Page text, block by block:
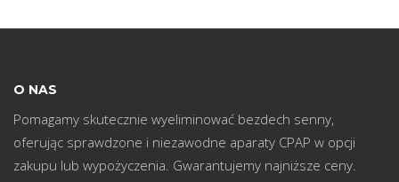
O NAS
Pomagamy skutecznie wyeliminować bezdech senny,
oferując sprawdzone i niezawodne aparaty CPAP w opcji
zakupu lub wypożyczenia. Gwarantujemy najniższe ceny.